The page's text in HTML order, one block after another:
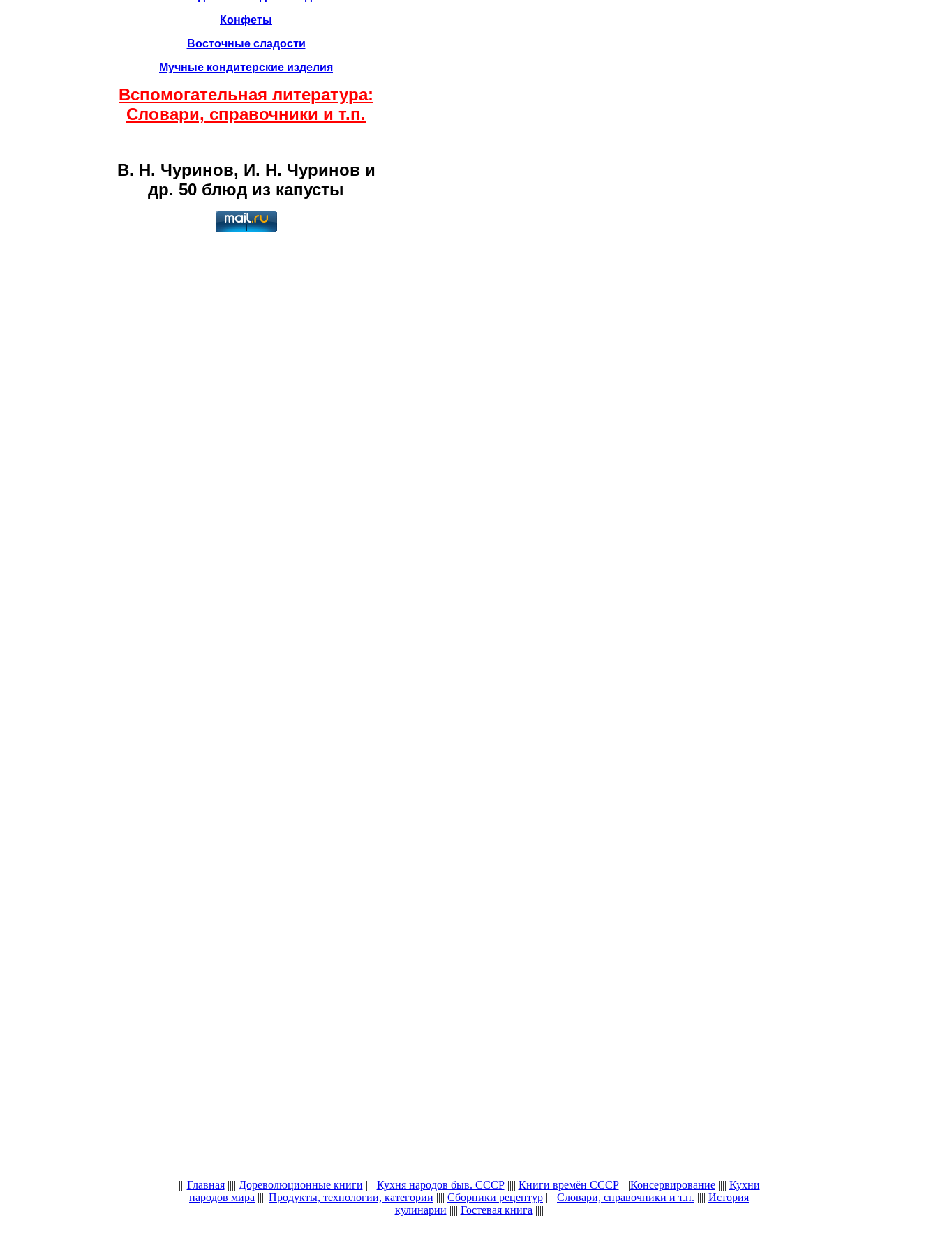
Конфеты
Восточные сладости
Мучные кондитерские изделия
Вспомогательная литература:
Словари, справочники и т.п.
В. Н. Чуринов, И. Н. Чуринов и
др. 50 блюд из капусты
||||Главная|||| Дореволюционные книги |||| Кухня народов быв. СССР|||| Книги времён СССР||||Консервирование|||| Кухни
народов мира |||| Продукты, технологии, категории |||| Сборники рецептур |||| Словари, справочники и т.п. |||| История
кулинарии |||| Гостевая книга ||||